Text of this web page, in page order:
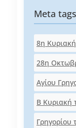
Meta tags
8η
28η
Αγίου
Β Κυριακή